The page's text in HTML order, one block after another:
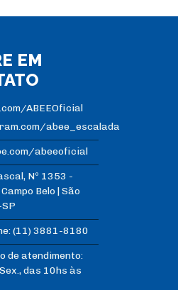
EM
ABEEOficial
abee_escalada
abeeoficial
Nº 1353 -
Belo | São
(11) 3881-8180
de atendimento:
das 10hs às